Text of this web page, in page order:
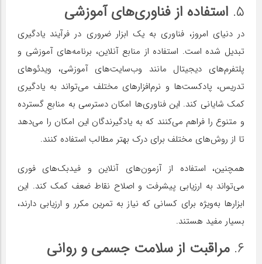
۵. استفاده از فناوری‌های آموزشی
در دنیای امروز، فناوری به یک ابزار ضروری در فرآیند یادگیری
تبدیل شده است. استفاده از منابع آنلاین، برنامه‌های آموزشی و
پلتفرم‌های دیجیتال مانند وب‌سایت‌های آموزشی، ویدئوهای
تدریس، پادکست‌ها و نرم‌افزارهای مختلف می‌تواند به یادگیری
کمک شایانی کند. این فناوری‌ها امکان دسترسی به منابع گسترده
و متنوع را فراهم می‌کنند که به یادگیرندگان این امکان را می‌دهد
تا از روش‌های مختلف برای درک بهتر مطالب استفاده کنند.
همچنین، استفاده از آزمون‌های آنلاین و فیدبک‌های فوری
می‌تواند به ارزیابی پیشرفت و اصلاح نقاط ضعف کمک کند. این
ابزارها به‌ویژه برای کسانی که نیاز به تمرین مکرر و ارزیابی دارند،
بسیار مفید هستند.
۶. مراقبت از سلامت جسمی و روانی